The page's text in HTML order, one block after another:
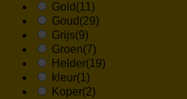
Gold (11)
Goud (29)
Grijs(9)
Groen(7)
Helder(19)
kleur(1)
Koper(2)